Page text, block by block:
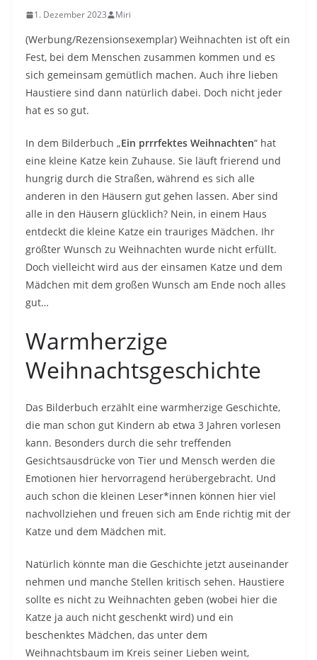
1. Dezember 2023 Miri
(Werbung/Rezensionsexemplar) Weihnachten ist oft ein
Fest, bei dem Menschen zusammen kommen und es
sich gemeinsam gemütlich machen. Auch ihre lieben
Haustiere sind dann natürlich dabei. Doch nicht jeder
hat es so gut.
In dem Bilderbuch „Ein prrrfektes Weihnachten“ hat
eine kleine Katze kein Zuhause. Sie läuft frierend und
hungrig durch die Straßen, während es sich alle
anderen in den Häusern gut gehen lassen. Aber sind
alle in den Häusern glücklich? Nein, in einem Haus
entdeckt die kleine Katze ein trauriges Mädchen. Ihr
größter Wunsch zu Weihnachten wurde nicht erfüllt.
Doch vielleicht wird aus der einsamen Katze und dem
Mädchen mit dem großen Wunsch am Ende noch alles
gut…
Warmherzige
Weihnachtsgeschichte
Das Bilderbuch erzählt eine warmherzige Geschichte,
die man schon gut Kindern ab etwa 3 Jahren vorlesen
kann. Besonders durch die sehr treffenden
Gesichtsausdrücke von Tier und Mensch werden die
Emotionen hier hervorragend herübergebracht. Und
auch schon die kleinen Leser*innen können hier viel
nachvollziehen und freuen sich am Ende richtig mit der
Katze und dem Mädchen mit.
Natürlich könnte man die Geschichte jetzt auseinander
nehmen und manche Stellen kritisch sehen. Haustiere
sollte es nicht zu Weihnachten geben (wobei hier die
Katze ja auch nicht geschenkt wird) und ein
beschenktes Mädchen, das unter dem
Weihnachtsbaum im Kreis seiner Lieben weint,